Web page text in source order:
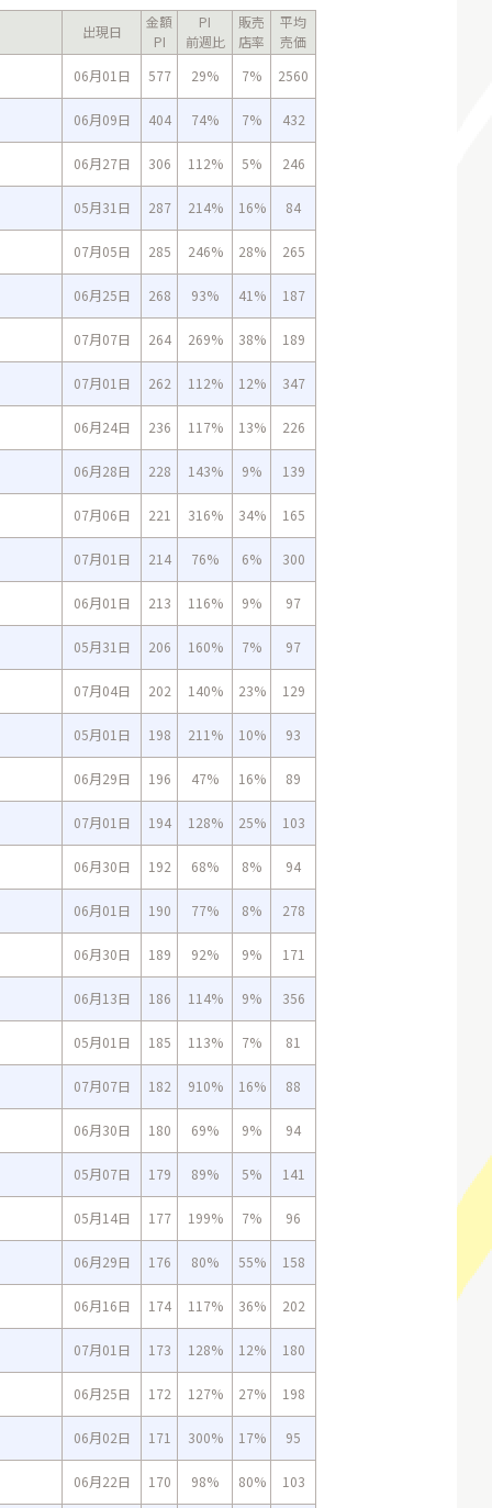
出現日
金額
PI
PI
前週比
販売
店率
平均
売価
06月01日
577 29% 7% 2560
06月09日 404 74% 7% 432
06月27日 306 112% 5% 246
05月31日 287 214% 16% 84
07月05日 285 246% 28% 265
06月25日 268 93% 41% 187
07月07日 264 269% 38% 189
07月01日 262 112% 12% 347
06月24日 236 117% 13% 226
06月28日 228 143% 9% 139
07月06日 221 316% 34% 165
07月01日 214 76% 6% 300
06月01日 213 116% 9% 97
05月31日 206 160% 7% 97
07月04日 202 140% 23% 129
05月01日 198 211% 10% 93
06月29日 196 47% 16% 89
07月01日 194 128% 25% 103
06月30日 192 68% 8% 94
06月01日 190 77% 8% 278
06月30日 189 92% 9% 171
06月13日 186 114% 9% 356
05月01日 185 113% 7% 81
07月07日 182 910% 16% 88
06月30日 180 69% 9% 94
05月07日 179 89% 5% 141
05月14日 177 199% 7% 96
06月29日 176 80% 55% 158
06月16日 174 117% 36% 202
07月01日 173 128% 12% 180
06月25日 172 127% 27% 198
06月02日 171 300% 17% 95
06月22日 170 98% 80% 103